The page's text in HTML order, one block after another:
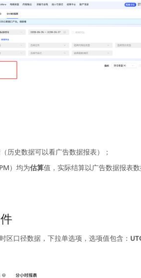
历史数据可以看广告数据报表）；
）均为估算值，实际结算以广告数据报表数
区口径数据，下拉单选项，选项值包含：